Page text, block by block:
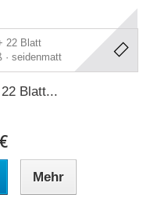
Blatt...
Mehr